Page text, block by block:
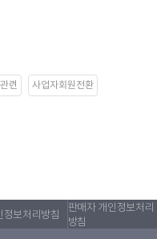
련 사업자회원전환
정보처리방침
판매자 개인정보처리
방침